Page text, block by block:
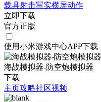
载具射击写实横屏动作
立即下载
官方正版
使用小米游戏中心APP下载
海战模拟器-防空炮模拟器
下载
主页攻略社区视频